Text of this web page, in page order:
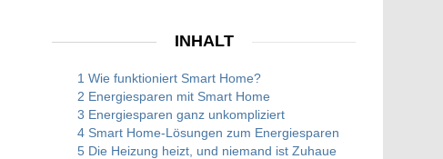
INHALT
1 Wie funktioniert Smart Home?
2 Energiesparen mit Smart Home
3 Energiesparen ganz unkompliziert
4 Smart Home-Lösungen zum Energiesparen
5 Die Heizung heizt, und niemand ist Zuhaue